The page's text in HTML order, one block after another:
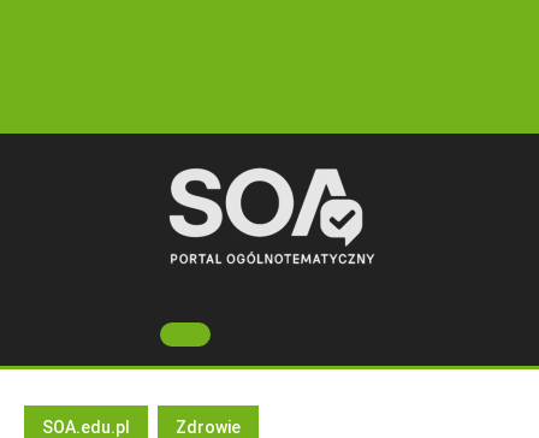
Open
Button
SOA.edu.pl Zdrowie